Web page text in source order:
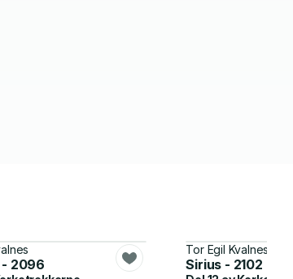
- 2096
Tor Egil Kvalnes
Sirius - 2102